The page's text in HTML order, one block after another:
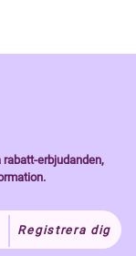
erbjudanden,
Registrera dig